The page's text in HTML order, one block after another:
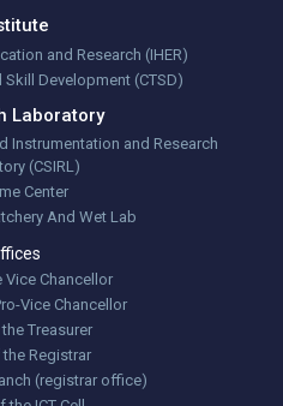
and Research (IHER)
Development (CTSD)
Laboratory
Instrumentation and Research
(CSIRL)
Center
And Wet Lab
Vice Chancellor
Vice Chancellor
Treasurer
Registrar
(registrar office)